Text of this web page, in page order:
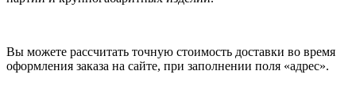
Вы можете рассчитать точную стоимость доставки во время
оформления заказа на сайте, при заполнении поля «адрес».